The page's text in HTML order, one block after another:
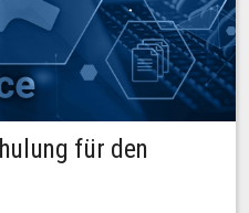
für den